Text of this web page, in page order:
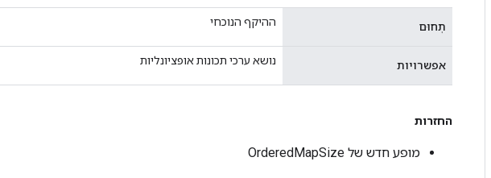
תְחוּם ההיקף הנוכחי
אפשרויות נושא ערכי תכונות אופציונליות
החזרות
מופע חדש של OrderedMapSize